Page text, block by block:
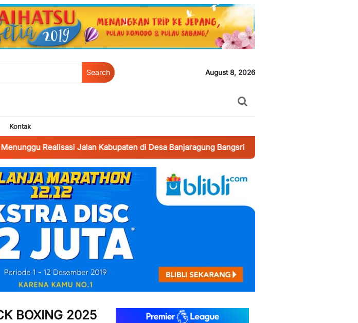
Search August 8, 2026
Kontak
Jalan Kabupaten di Desa Banjaragung Bangsri Jepara- Brigadir Revangga
BOXING 2025